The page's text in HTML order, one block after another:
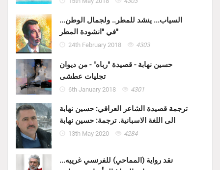
السياب... ينشد للمطر.. ولجمال الوطن...
في "انشودة المطر"
24th February 2018 4303
حسين نهابة - قصيدة "رباه" - من ديوان
تجليات عطشى
6th January 2018 4301
ترجمة قصيدة الشاعر العراقي: حسين نهابة
الى اللغة الاسبانية. ترجمة: حسين نهابة
13th May 2020 4284
نقد رواية (المماحي) للفرنسي غرييه...